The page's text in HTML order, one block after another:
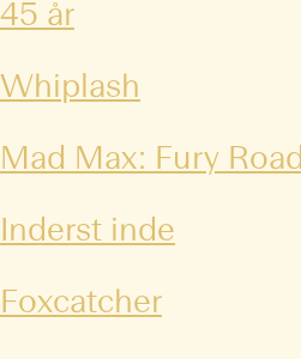
45 år
Whiplash
Mad Max: Fury Road
Inderst inde
Foxcatcher